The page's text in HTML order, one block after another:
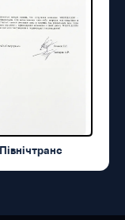
Північтранс